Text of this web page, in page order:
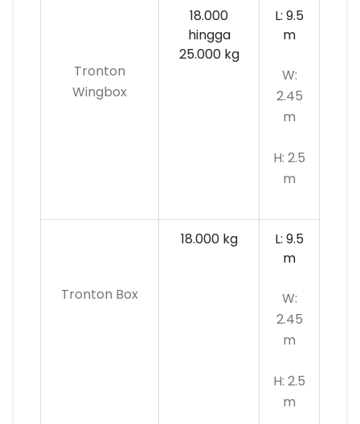
Tronton
Wingbox
18.000
hingga
25.000 kg
L: 9.5
m
W:
2.45
m
H: 2.5
m
Tronton Box
18.000 kg
L: 9.5
m
W:
2.45
m
H: 2.5
m